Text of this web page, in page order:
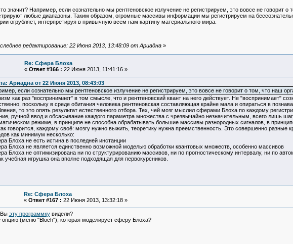
значит? Например, если сознательно мы рентгеновское излучение не регистрируем, это вовсе не говорит
любые диапазоны. Таким образом, огромные массивы информации мы регистрируем на
огрубляет, интерпретируя в привычную всем нам картину материального мира.
редактирование: 22 Июня 2013, 13:48:09 от Ариадна»
Re: Сфера Блоха
« Ответ #166 : 22 Июня 2013, 11:41:16 »
Ариадна от 22 Июня 2013, 08:43:03
если сознательно мы рентгеновское излучение не регистрируем, это вовсе не говорит о том, что наш
как раз "воспринимает" в том смысле, что и рентгеновский квант на него действует. Не "воспринимает"
поскольку в среде обитания человека рентгеновская составляющая крайне мала и опираться в
то это опять результат естественного отбора. Тех, чей мозг мыслил сферами Блоха по каждому
ручной ввод и обсасывание каждого параметра множества с чрезвычайно незначительным, всего лишь
режиме, в принципе не способна обрабатывать большие массивы разнородных сигналов, в
говорится, каждому своё: мозгу нужно выжить, теоретику нужна преемственность. Это совершенно
как минимум несколько:
Блоха не есть истина в последней инстанции
Блоха не является единственно возможной моделью обработки квантовых множеств, особенно массивов
Блоха не оптимизирована ни по структурированию массивов, ни по прогностическому интервалу, ни по
учебная игрушка она вполне подходящая для первокурсников.
Re: Сфера Блоха
« Ответ #167 : 22 Июня 2013, 13:32:18 »
эту программкувидели?
опцию (меню "Bloch"), которая моделирует сферу Блоха?